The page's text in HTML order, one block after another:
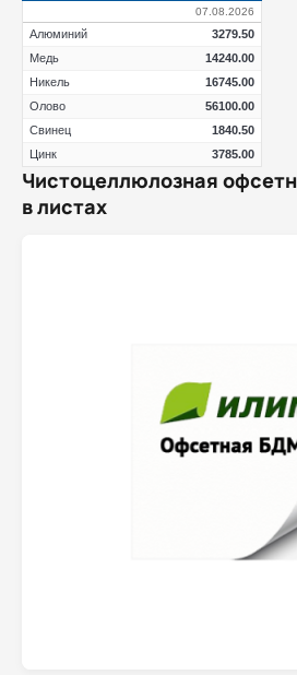
07.08.2026
Алюминий
3279.50
Медь
14240.00
Никель
16745.00
Олово
56100.00
Свинец
1840.50
Цинк
3785.00
Чистоцеллюлозная
в листах